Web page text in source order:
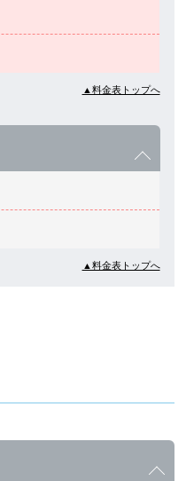
▲料金表トップへ
▲料金表トップへ